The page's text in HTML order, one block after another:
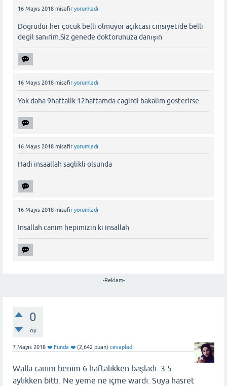
16 Mayıs 2018 misafir yorumladı
Dogrudur her çocuk belli olmuyor açıkcası cinsiyetide belli
degil sanırim.Siz genede doktorunuza danışın
16 Mayıs 2018 misafir yorumladı
Yok daha 9haftalik 12haftamda cagirdi bakalim gosterirse
16 Mayıs 2018 misafir yorumladı
Hadi insaallah saglikli olsunda
16 Mayıs 2018 misafir yorumladı
Insallah canim hepimizin ki insallah
-Reklam-
0
oy
7 Mayıs 2018 ❤️ Funda ❤️ (2,642 puan) cevapladı
Walla canım benim 6 haftalıkken başladı. 3.5
aylıkken bitti. Ne yeme ne içme wardı. Suya hasret